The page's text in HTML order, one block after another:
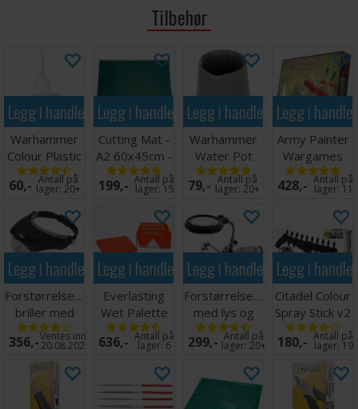
Settet består av 19 komponenter og inkluderer en 40mm
Miniatyrene kommer umalt og krever montering.
Tilbehør
Legg i handlekurven
Warhammer
Colour Plastic
Glue 15ml
60,- Antall på
lager:20+
Legg i handlekurven
Cutting Mat -
A2 60x45cm -
Grønn
199,- Antall på
lager: 15
Legg i handlekurven
Warhammer
Water Pot
79,- Antall på
lager:20+
Legg i
Army Painter
Wargames
Hobby Tool
Kit
428,- Antall på
lager: 11
Legg i handlekurven
Forstørrelsesglass
briller med
LED lys
356,-Ventes inn
20.08.2026
Legg i handlekurven
Everlasting
Wet Palette
Painter v2
636,- Antall på
lager:6
Legg i handlekurven
Forstørrelsesglass
med lys og
holder
299,- Antall på
lager:20+
Legg i
Citadel Colour
Spray Stick v2
180,- Antall på
lager: 19